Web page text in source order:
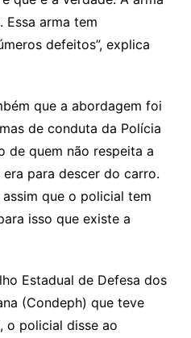
Essa arma tem
defeitos”, explica
que a abordagem foi
de conduta da Polícia
de quem não respeita a
para descer do carro.
que o policial tem
isso que existe a
Estadual de Defesa dos
(Condeph) que teve
o policial disse ao